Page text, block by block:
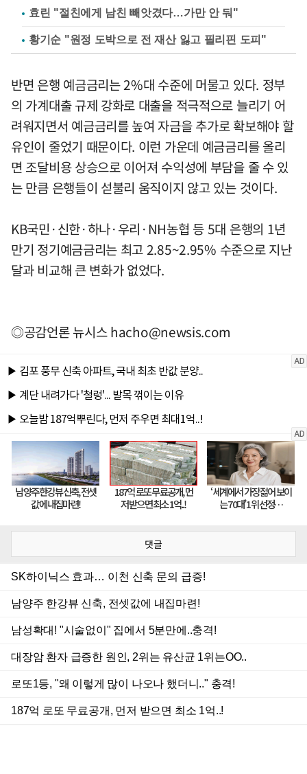
효린 "절친에게 남친 빼앗겼다…가만 안 둬"
황기순 "원정 도박으로 전 재산 잃고 필리핀 도피"
반면 은행 예금금리는 2%대 수준에 머물고 있다. 정부
의 가계대출 규제 강화로 대출을 적극적으로 늘리기 어
려워지면서 예금금리를 높여 자금을 추가로 확보해야 할
유인이 줄었기 때문이다. 이런 가운데 예금금리를 올리
면 조달비용 상승으로 이어져 수익성에 부담을 줄 수 있
는 만큼 은행들이 섣불리 움직이지 않고 있는 것이다.
KB국민·신한·하나·우리·NH농협 등 5대 은행의 1년
만기 정기예금금리는 최고 2.85~2.95% 수준으로 지난
달과 비교해 큰 변화가 없었다.
◎공감언론 뉴시스hacho@newsis.com
댓글